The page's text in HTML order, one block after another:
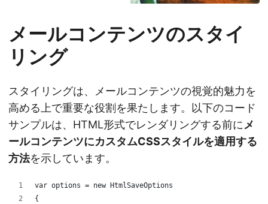
メールコンテンツのスタイ
リング
スタイリングは、メールコンテンツの視覚的魅力を
高める上で重要な役割を果たします。以下のコード
サンプルは、HTML形式でレンダリングする前にメ
ールコンテンツにカスタムCSSスタイルを適用する
方法を示しています。
var options = new HtmlSaveOptions
{